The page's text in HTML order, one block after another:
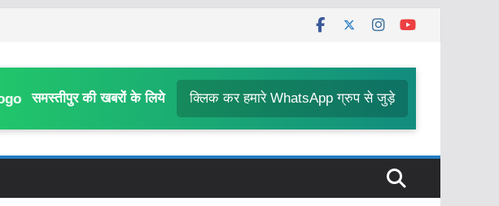
समस्तीपुर की खबरों के लिये क्लिक कर हमारे WhatsApp ग्रुप से जुड़े